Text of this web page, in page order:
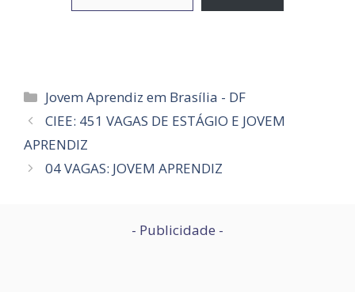
Categorias
Jovem Aprendiz em Brasília - DF
CIEE: 451 VAGAS DE ESTÁGIO E JOVEM
APRENDIZ
04 VAGAS: JOVEM APRENDIZ
- Publicidade -